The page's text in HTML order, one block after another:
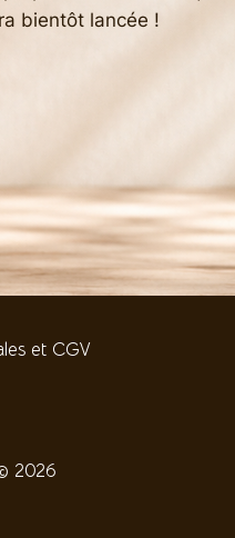
bientôt lancée !
et CGV
2026